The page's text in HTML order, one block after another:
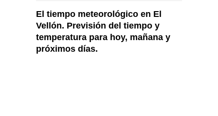
El tiempo meteorológico en El
Vellón. Previsión del tiempo y
temperatura para hoy, mañana y
próximos días.